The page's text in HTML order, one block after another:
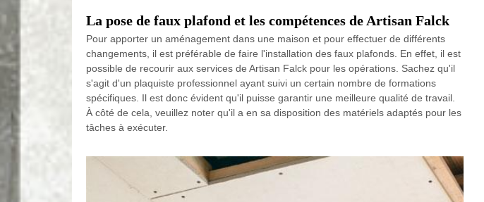
La pose de faux plafond et les compétences de Artisan Falck
Pour apporter un aménagement dans une maison et pour effectuer de différents
changements, il est préférable de faire l'installation des faux plafonds. En effet, il est
possible de recourir aux services de Artisan Falck pour les opérations. Sachez qu'il
s'agit d'un plaquiste professionnel ayant suivi un certain nombre de formations
spécifiques. Il est donc évident qu'il puisse garantir une meilleure qualité de travail.
À côté de cela, veuillez noter qu'il a en sa disposition des matériels adaptés pour les
tâches à exécuter.